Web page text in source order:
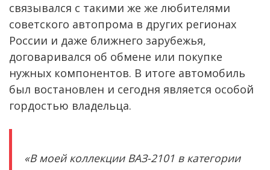
связывался с такими же же любителями
советского автопрома в других регионах
России и даже ближнего зарубежья,
договаривался об обмене или покупке
нужных компонентов. В итоге автомобиль
был востановлен и сегодня является особой
гордостью владельца.
«В моей коллекции ВАЗ-2101 в категории